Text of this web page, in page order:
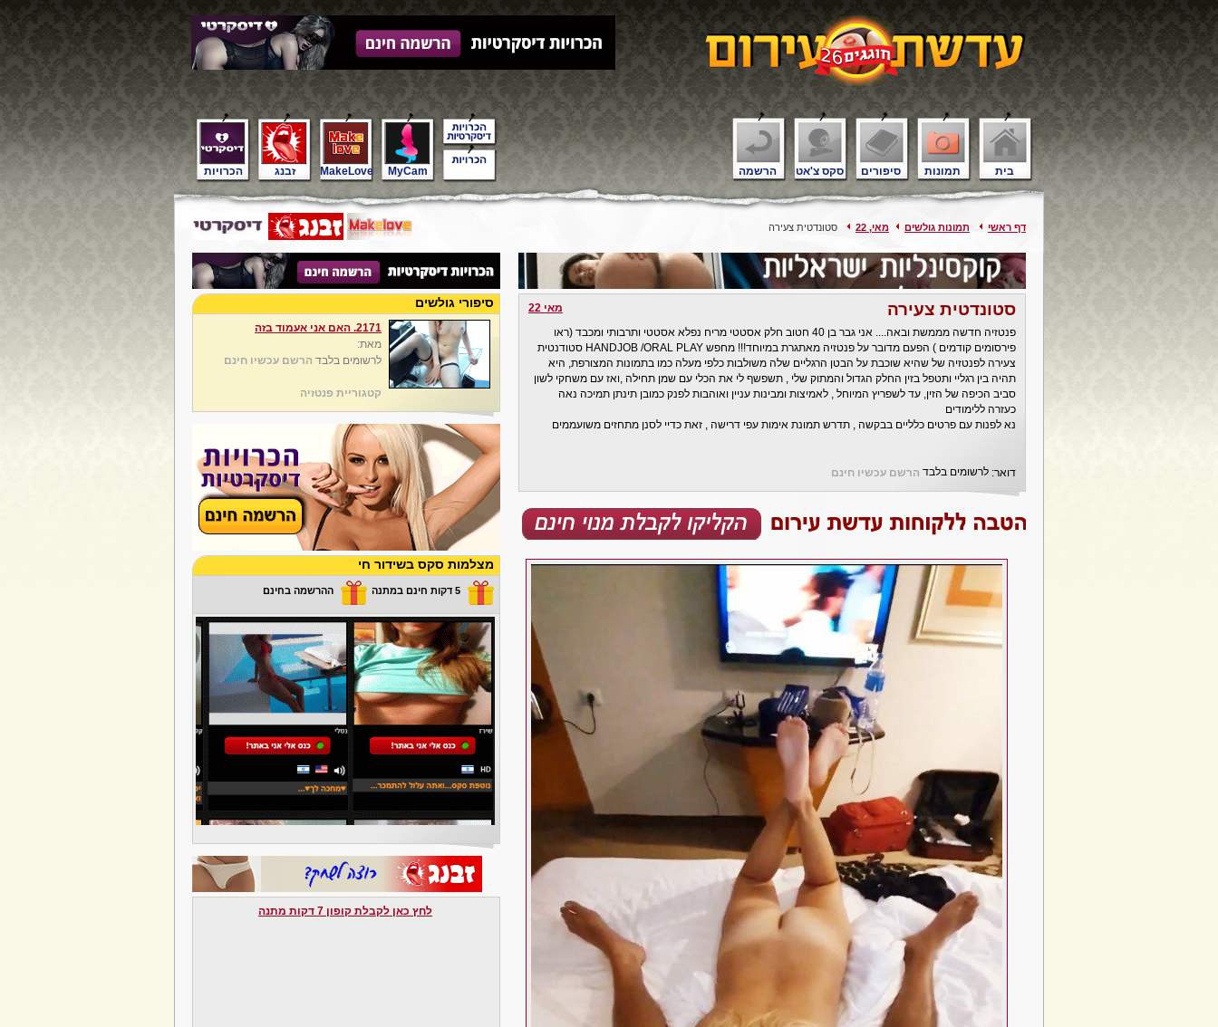
בית תמונות סיפורים סקס צ'אט הרשמה הכרויות זבנג MakeLove MyCam
דף ראשי תמונות גולשים מאי, 22 סטונדטית צעירה
סטונדטית צעירה
מאי 22
פנטזיה חדשה מממשת ובאה.... אני גבר בן 40 חטוב חלק אסטטי מריח נפלא אסטטי ותרבותי ומכבד (ראו
פירסומים קודמים ) הפעם מדובר על פנטזיה מאתגרת במיוחד!!! מחפש HANDJOB /ORAL PLAY סטודנטית
צעירה לפנטזיה של שהיא שוכבת על הבטן הרגליים שלה משולבות כלפי מעלה כמו בתמונות המצורפת, היא
תהיה בין רגליי ותטפל בזין החלק הגדול והמתוק שלי , תשפשף לי את הכלי עם שמן תחילה ,ואז עם משחקי לשון
סביב הכיפה של הזין, עד לשפריץ המיוחל , לאמיצות ומבינות עניין ואוהבות לפנק כמובן תינתן תמיכה נאה
כעזרה ללימודים
נא לפנות עם פרטים כלליים בבקשה , תדרש תמונת אימות עפי דרישה , זאת כדיי לסנן מתחזים משועממים
דואר: לרשומים בלבד הרשם עכשיו חינם
סיפורי גולשים
2171. האם אני אעמוד בזה
מאת:
לרשומים בלבד הרשם עכשיו חינם
קטגוריית פנטזיה
מצלמות סקס בשידור חי
5 דקות חינם במתנה ההרשמה בחינם
לחץ כאן לקבלת קופון 7 דקות מתנה